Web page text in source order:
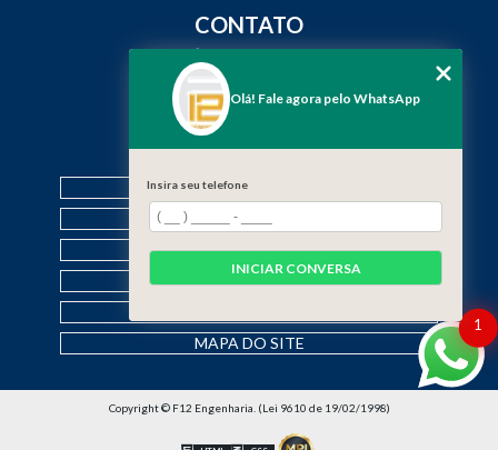
CONTATO
(19) 99968-7979
contato@f12engenharia.com.br
MENU
HOME
QUEM SOMOS
SERVIÇOS
CONTATO
MAPA DO SITE
Copyright © F12 Engenharia. (Lei 9610 de 19/02/1998)
1
Olá! Fale agora pelo WhatsApp
Insira seu telefone
INICIAR CONVERSA